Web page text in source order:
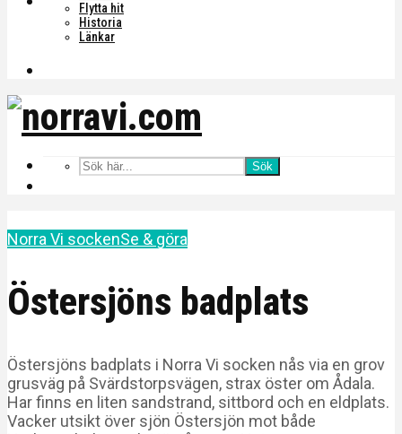
Flytta hit
Historia
Länkar
Sök
Norra Vi sockenSe & göra
Östersjöns badplats
Östersjöns badplats i Norra Vi socken nås via en grov
grusväg på Svärdstorpsvägen, strax öster om Ådala.
Har finns en liten sandstrand, sittbord och en eldplats.
Vacker utsikt över sjön Östersjön mot både